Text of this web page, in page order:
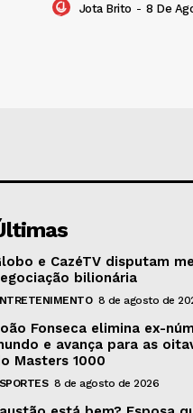
Jota Brito - 8 De
e CazéTV disputam
bilionária
8 de agosto de
Fonseca elimina ex-
e avança para as
Masters 1000
8 de agosto de 2026